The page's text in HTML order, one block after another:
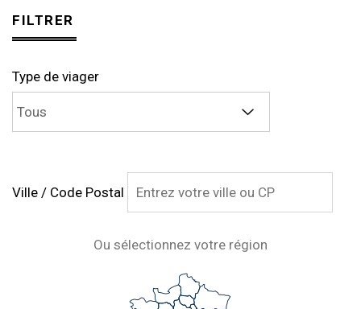
FILTRER
Type de viager
Ville / Code Postal
Ou sélectionnez votre région